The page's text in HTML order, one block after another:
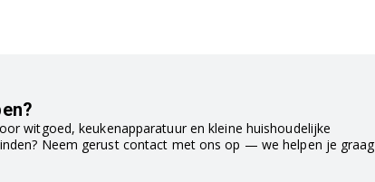
witgoed, keukenapparatuur en kleine huishoudelijke
Neem gerust contact met ons op — we helpen je graag